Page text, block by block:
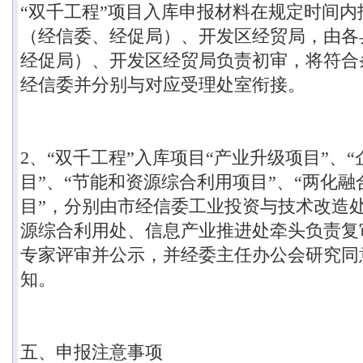
“双千工程”项目入库申报材料在规定时间
（经信委、经促局）、开发区经贸局，由
经促局）、开发区经贸局负责初审，将符
经信委并分别与对应受理处室衔接。
2、 “双千工程” 入库项目 “产业升级项目 ”、 “
目 ”、 “节能和资源综合利用项目 ”、 “两化融
目 ” ，分别由市经信委工业投资与技术改造
源综合利用处、信息产业推进处牵头负责
专家评审并公示，并经委主任办公会研究
知。
五、申报注意事项